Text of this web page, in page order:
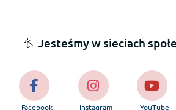
Jesteśmy w sieciach
Facebook Instagram YouTube